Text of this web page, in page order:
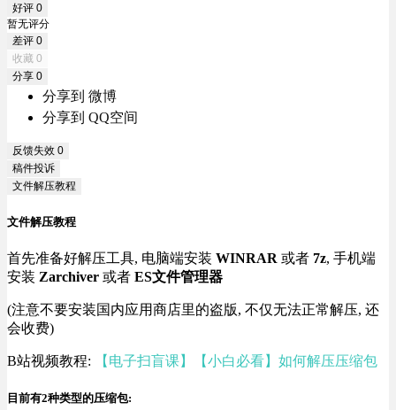
好评 0
暂无评分
差评 0
收藏 0
分享 0
分享到 微博
分享到 QQ空间
反馈失效 0
稿件投诉
文件解压教程
文件解压教程
首先准备好解压工具, 电脑端安装 WINRAR 或者 7z, 手机端
安装 Zarchiver 或者 ES文件管理器
(注意不要安装国内应用商店里的盗版, 不仅无法正常解压, 还
会收费)
B站视频教程: 【电子扫盲课】【小白必看】如何解压压缩包
目前有2种类型的压缩包: